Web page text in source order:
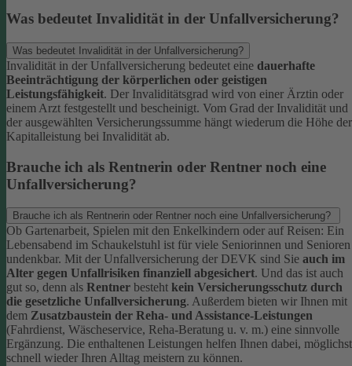
Was bedeutet Invalidität in der Unfallversicherung?
Was bedeutet Invalidität in der Unfallversicherung?
Invalidität in der Unfallversicherung bedeutet eine dauerhafte
Beeinträchtigung der körperlichen oder geistigen
Leistungsfähigkeit. Der Invaliditätsgrad wird von einer Ärztin oder
einem Arzt festgestellt und bescheinigt. Vom Grad der Invalidität und
der ausgewählten Versicherungssumme hängt wiederum die Höhe der
Kapitalleistung bei Invalidität ab.
Brauche ich als Rentnerin oder Rentner noch eine
Unfallversicherung?
Brauche ich als Rentnerin oder Rentner noch eine Unfallversicherung?
Ob Gartenarbeit, Spielen mit den Enkelkindern oder auf Reisen: Ein
Lebensabend im Schaukelstuhl ist für viele Seniorinnen und Senioren
undenkbar. Mit der Unfallversicherung der DEVK sind Sie auch im
Alter gegen Unfallrisiken finanziell abgesichert. Und das ist auch
gut so, denn als Rentner besteht kein Versicherungsschutz durch
die gesetzliche Unfallversicherung. Außerdem bieten wir Ihnen mit
dem Zusatzbaustein der Reha- und Assistance-Leistungen
(Fahrdienst, Wäscheservice, Reha-Beratung u. v. m.) eine sinnvolle
Ergänzung. Die enthaltenen Leistungen helfen Ihnen dabei, möglichst
schnell wieder Ihren Alltag meistern zu können.